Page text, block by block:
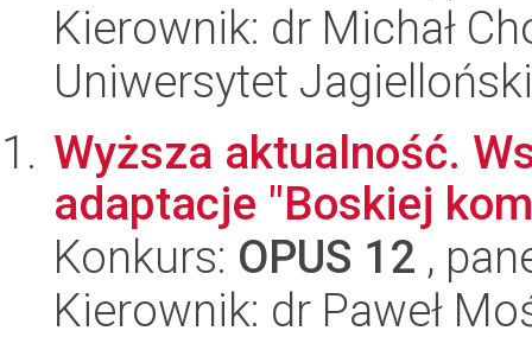
Kierownik: dr Michał
Uniwersytet
Wyższa aktualność.
adaptacje "Boskiej
Konkurs: OPUS 12 ,
Kierownik: dr Paweł